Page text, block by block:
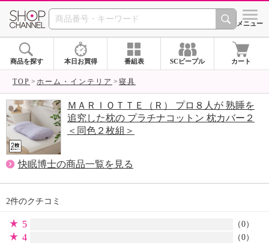
SHOP CHANNEL シメニュー
商品を探す 本日お買得 番組表 SCピープル カート
TOP ホーム・インテリア 寝具
ＭＡＲＩＯＴＴＥ（Ｒ） プロ８人が 熟睡を
追究した枕の プラチナコットン 枕カバー２
＜同色２枚組＞
快眠博士の商品一覧を見る
2件のクチコミ
5 （0）
4 （0）